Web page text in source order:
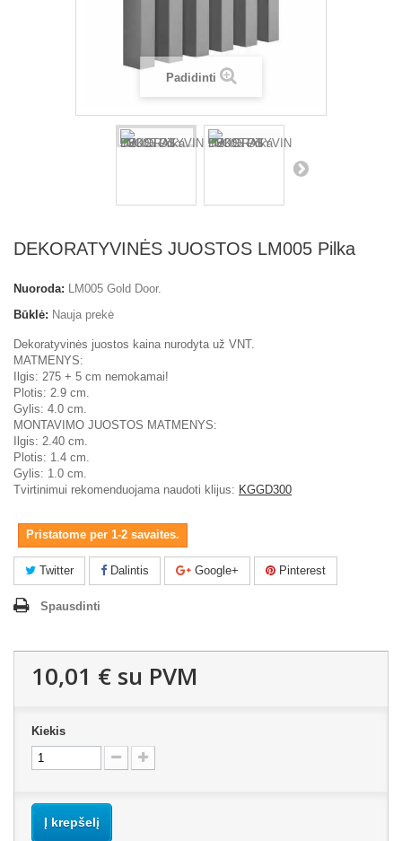
Padidinti
DEKORATYVINĖS JUOSTOS LM005 Pilka
Nuoroda: LM005 Gold Door.
Būklė: Nauja prekė
Dekoratyvinės juostos kaina nurodyta už VNT.
MATMENYS:
Ilgis: 275 + 5 cm nemokamai!
Plotis: 2.9 cm.
Gylis: 4.0 cm.
MONTAVIMO JUOSTOS MATMENYS:
Ilgis: 2.40 cm.
Plotis: 1.4 cm.
Gylis: 1.0 cm.
Tvirtinimui rekomenduojama naudoti klijus: KGGD300
Pristatome per 1-2 savaites.
Twitter Dalintis Google+ Pinterest
Spausdinti
10,01 € su PVM
Kiekis
Į krepšelį